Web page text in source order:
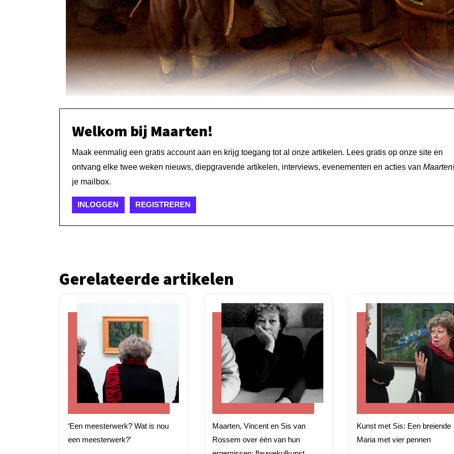
Welkom bij Maarten!
Maak eenmalig een gratis account aan en krijg toegang tot al onze artikelen. Lees gratis op onze site en
ontvang elke twee weken nieuws, diepgravende artikelen, interviews, evenementen en acties van Maarten!
je mailbox.
INLOGGEN REGISTREREN
Gerelateerde artikelen
‘Een meesterwerk? Wat is nou
een meesterwerk?’
Maarten, Vincent en Sis van
Rossem over één van hun
Kunst met Sis: Een breiende
Maria met vier pennen